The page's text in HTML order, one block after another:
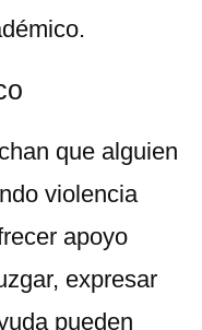
que alguien
violencia
apoyo
expresar
pueden